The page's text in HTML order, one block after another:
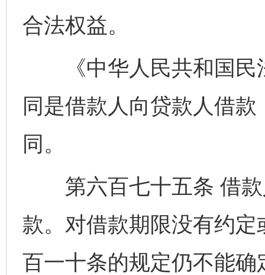
合法权益。
《中华人民共和国民
同是借款人向贷款人借
同。
第六百七十五条 借款
款。对借款期限没有约
百一十条的规定仍不能